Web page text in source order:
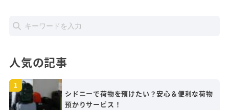
人気の記事
シドニーで荷物を預けたい？安心＆便利な荷物
預かりサービス！